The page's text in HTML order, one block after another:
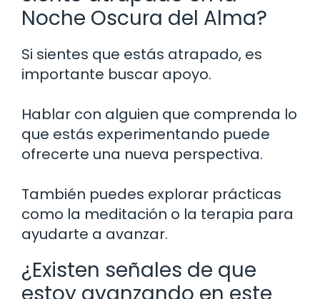
Noche Oscura del Alma?
Si sientes que estás atrapado, es
importante buscar apoyo.
Hablar con alguien que comprenda lo
que estás experimentando puede
ofrecerte una nueva perspectiva.
También puedes explorar prácticas
como la meditación o la terapia para
ayudarte a avanzar.
¿Existen señales de que